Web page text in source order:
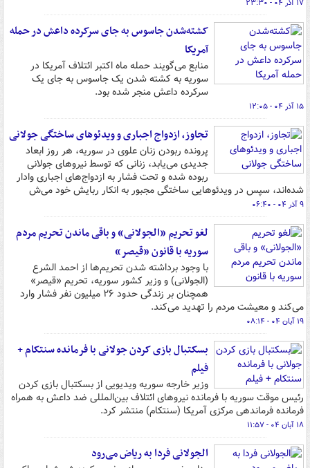
۱۷ آذر ۰۴ - ۲۳:۳۰
کشته‌شدن جاسوس به جای سرکرده داعش در حمله
آمریکا
منابع می‌گویند حمله ماه اکتبر ائتلاف آمریکا در
سوریه به کشته شدن یک جاسوس به جای یک
سرکرده داعش منجر شده بود.
۱۵ آذر ۰۴ - ۱۲:۰۵
تجاوز، ازدواج اجباری و ویدئوهای ساختگی جولانی
پرونده ربودن زنان علوی در سوریه، هر روز ابعاد
جدیدی می‌یابد، زنانی که توسط نیروهای جولانی
ربوده شده و تحت فشار به ازدواج‌های اجباری وادار
شده‌اند، سپس در ویدئوهایی ساختگی مجبور به انکار ربایش خود می‌ش
۹ آذر ۰۴ - ۰۶:۴۰
لغو تحریم «الجولانی» و باقی ماندن تحریم مردم
سوریه با قانون «قیصر»
با وجود برداشته شدن تحریم‌ها از احمد الشرع
(الجولانی) و وزیر کشور سوریه، تحریم «قیصر»
همچنان بر زندگی حدود ۲۶ میلیون نفر فشار وارد
می‌کند و معیشت مردم را تهدید می‌کند.
۱۹ آبان ۰۴ - ۰۸:۱۴
بسکتبال بازی کردن جولانی با فرمانده سنتکام +
فیلم
وزیر خارجه سوریه ویدیویی از بسکتبال بازی کردن
رئیس موقت سوریه با فرمانده نیروهای ائتلاف بین‌المللی ضد داعش به همراه
فرمانده فرماندهی مرکزی آمریکا (سنتکام) منتشر کرد.
۱۸ آبان ۰۴ - ۱۱:۵۷
الجولانی فردا به ریاض می‌رود